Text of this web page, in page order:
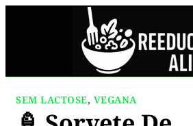
SEM LACTOSE, VEGANA